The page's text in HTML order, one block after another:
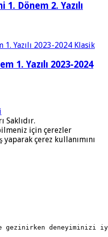
1. Dönem 2. Yazılı
1. Yazılı 2023-2024
için çerezler
çerez kullanımını
gezinirken deneyiminizi